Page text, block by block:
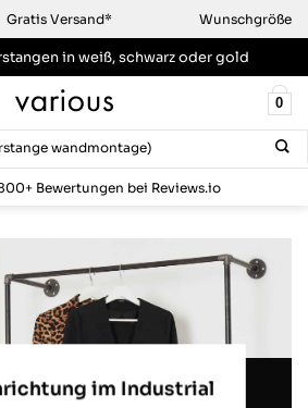
Gratis Versand* Wunschgröße
in weiß, schwarz oder gold
0
Bewertungen bei Reviews.io
im Industrial